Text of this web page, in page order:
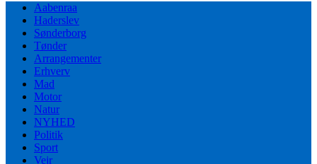
Aabenraa
Haderslev
Sønderborg
Tønder
Arrangementer
Erhverv
Mad
Motor
Natur
NYHED
Politik
Sport
Vejr